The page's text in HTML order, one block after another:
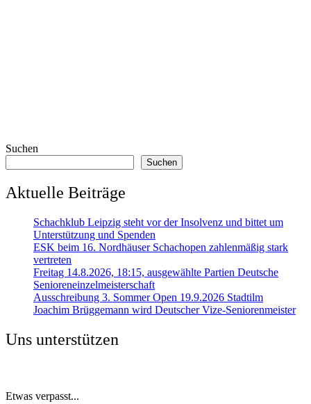
Suchen
Suchen
Aktuelle Beiträge
Schachklub Leipzig steht vor der Insolvenz und bittet um
Unterstützung und Spenden
ESK beim 16. Nordhäuser Schachopen zahlenmäßig stark
vertreten
Freitag 14.8.2026, 18:15, ausgewählte Partien Deutsche
Senioreneinzelmeisterschaft
Ausschreibung 3. Sommer Open 19.9.2026 Stadtilm
Joachim Brüggemann wird Deutscher Vize-Seniorenmeister
Uns unterstützen
Etwas verpasst...